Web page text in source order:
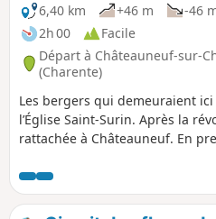
6,40 km
+46 m
-46
2h 00
Facile
Départ à Châteauneuf-sur-
(Charente)
Les bergers qui demeuraient
l’Église Saint-Surin. Après la
rattachée à Châteauneuf. En
on redescend le long de la